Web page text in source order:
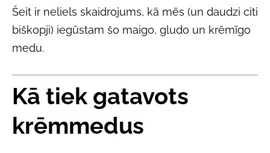
Šeit ir neliels skaidrojums, kā mēs (un daudzi citi
biškopji) iegūstam šo maigo, gludo un krēmīgo
medu.
Kā tiek gatavots
krēmmedus